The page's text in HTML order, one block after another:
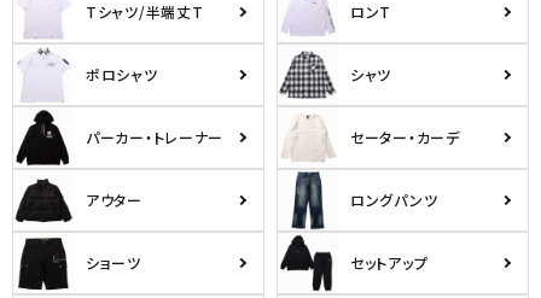
Tシャツ/半端丈T ロンT
ポロシャツ シャツ
パーカー・トレーナー セーター・カーデ
アウター ロングパンツ
ショーツ セットアップ